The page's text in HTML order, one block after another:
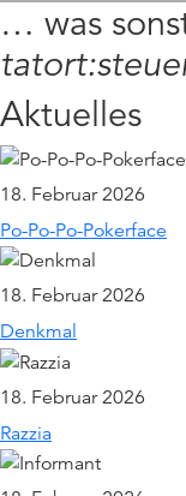
… was
Aktuelles
18. Februar 2026
Po-Po-Po-Pokerface
18. Februar 2026
Denkmal
18. Februar 2026
Razzia